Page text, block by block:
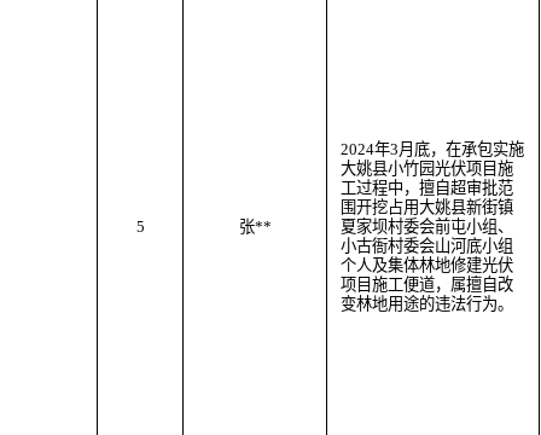
5 张**
2024年3月 底， 在承包实施
大姚县小竹园光伏项目施
工过程中， 擅自超审批范
围开挖占用大姚县新街镇
夏家坝村委会前屯小组、
小古衙村委会山河底小组
个人及集体林地修建光伏
项目施工便道，属擅自改
变林地用途的违法行为。